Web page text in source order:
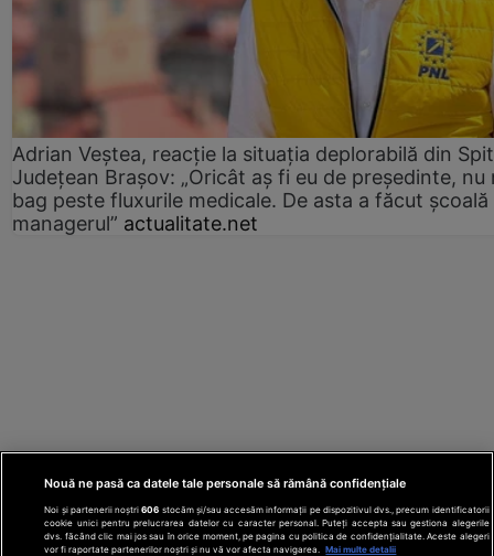
Adrian Veștea, reacție la situația deplorabilă din
Județean Brașov: „Oricât aș fi eu de președinte, nu
bag peste fluxurile medicale. De asta a făcut școală
managerul” actualitate.net
Nouă ne pasă ca datele tale personale să rămână confidențiale
Noi și partenerii noștri606 stocăm și/sau accesăm informații pe dispozitivul dvs., precum identificatorii
cookie unici pentru prelucrarea datelor cu caracter personal. Puteți accepta sau gestiona alegerile
dvs. făcând clic mai jos sau în orice moment, pe pagina cu politica de confidențialitate. Aceste alegeri
vor fi raportate partenerilor noștri și nu vă vor afecta navigarea.
Mai multe detalii